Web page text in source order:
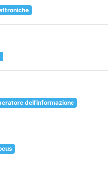
dell'informazione